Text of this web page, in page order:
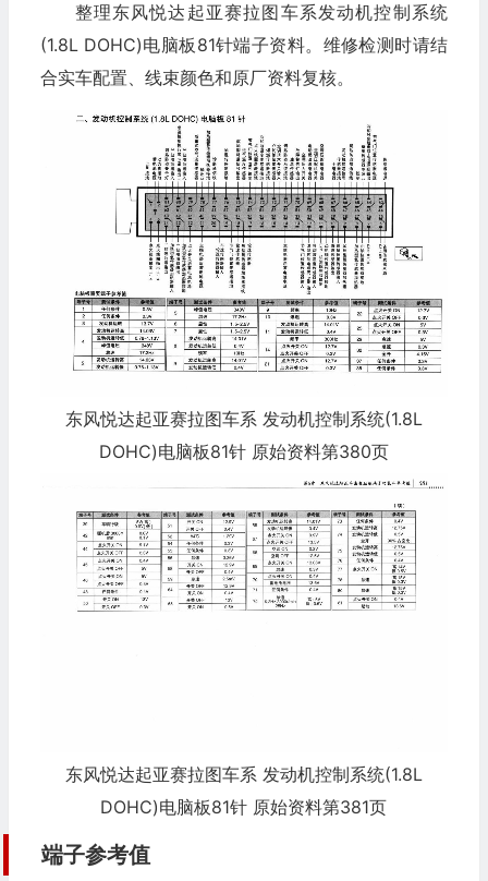
整理东风悦达起亚赛拉图车系发动机控制系统
(1.8L DOHC)电脑板81针端子资料。维修检测时请结
合实车配置、线束颜色和原厂资料复核。
东风悦达起亚赛拉图车系 发动机控制系统(1.8L
DOHC)电脑板81针 原始资料第380页
东风悦达起亚赛拉图车系 发动机控制系统(1.8L
DOHC)电脑板81针 原始资料第381页
端子参考值